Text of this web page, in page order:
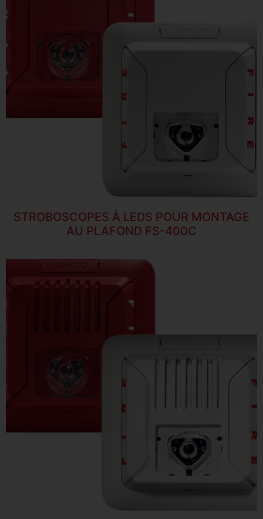
STROBOSCOPES À LEDS POUR MONTAGE
AU PLAFOND FS-400C